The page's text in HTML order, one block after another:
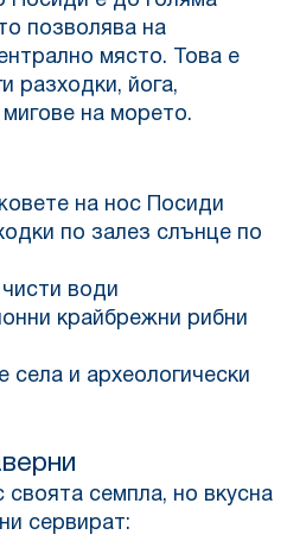
позволява на
място. Това е
разходки, йога,
на морето.
на нос Посиди
по залез слънце по
води
крайбрежни рибни
села и археологически
своята семпла, но вкусна
сервират: